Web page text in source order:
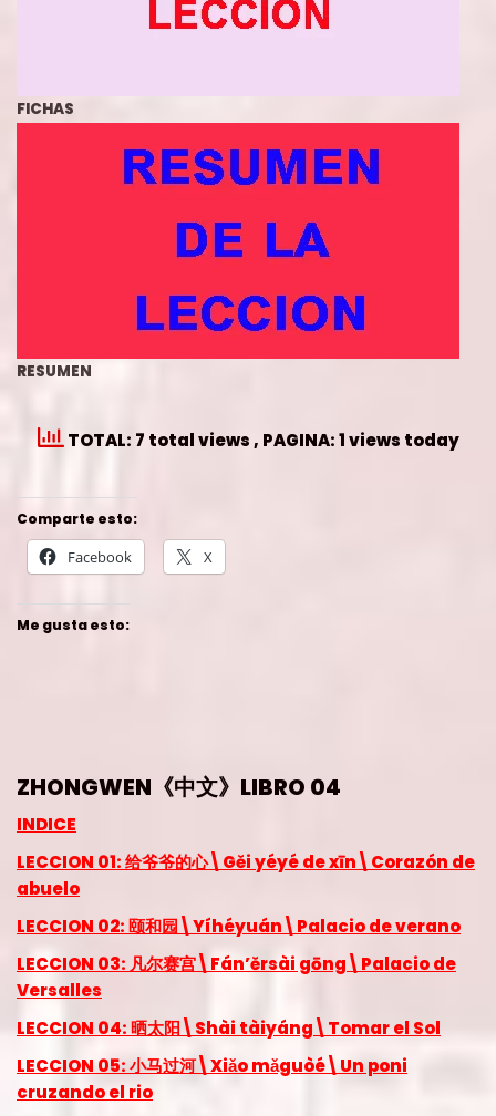
FICHAS
RESUMEN
TOTAL: 7 total views , PAGINA: 1 views today
Comparte esto:
Facebook X
Me gusta esto:
ZHONGWEN《中文》LIBRO 04
INDICE
LECCION 01: 给爷爷的心\Gěi yéyé de xīn\Corazón de
abuelo
LECCION 02: 颐和园\Yíhéyuán\Palacio de verano
LECCION 03: 凡尔赛宫\Fán’ěrsài gōng\Palacio de
Versalles
LECCION 04: 晒太阳\Shài tàiyáng\Tomar el Sol
LECCION 05: 小马过河\Xiǎo mǎguòé\Un poni
cruzando el rio